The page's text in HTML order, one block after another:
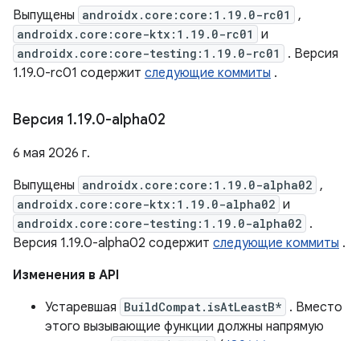
Выпущены androidx.core:core:1.19.0-rc01 ,
androidx.core:core-ktx:1.19.0-rc01 и
androidx.core:core-testing:1.19.0-rc01
. Версия
1.19.0-rc01 содержит следующие коммиты .
Версия 1.19.0-alpha02
6 мая 2026 г.
Выпущены androidx.core:core:1.19.0-alpha02 ,
androidx.core:core-ktx:1.19.0-alpha02 и
androidx.core:core-testing:1.19.0-alpha02 .
Версия 1.19.0-alpha02 содержит следующие коммиты .
Изменения в API
Устаревшая BuildCompat.isAtLeastB* . Вместо
этого вызывающие функции должны напрямую